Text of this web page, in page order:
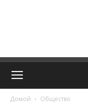
Домой Общество